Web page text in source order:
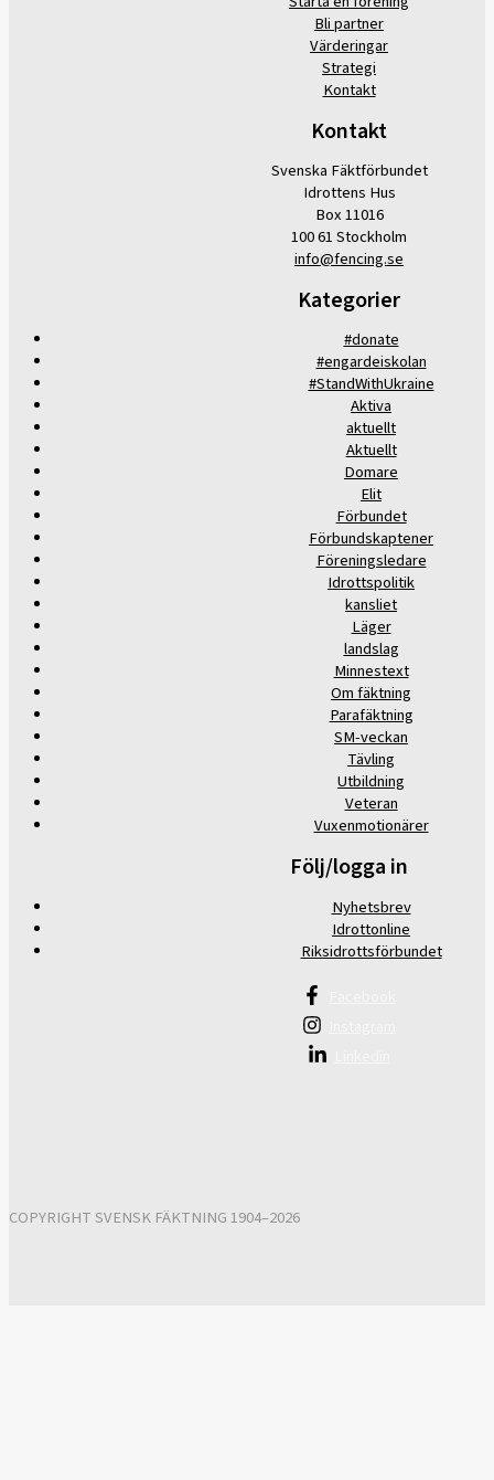
Bli partner
Värderingar
Strategi
Kontakt
Kontakt
Svenska Fäktförbundet
Idrottens Hus
Box 11016
100 61 Stockholm
info@fencing.se
Kategorier
#donate
#engardeiskolan
#StandWithUkraine
Aktiva
aktuellt
Aktuellt
Domare
Elit
Förbundet
Förbundskaptener
Föreningsledare
Idrottspolitik
kansliet
Läger
landslag
Minnestext
Om fäktning
Parafäktning
SM-veckan
Tävling
Utbildning
Veteran
Vuxenmotionärer
Följ/logga in
Nyhetsbrev
Idrottonline
Riksidrottsförbundet
COPYRIGHT SVENSK FÄKTNING 1904–2026